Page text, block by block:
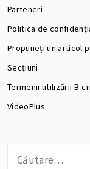
Parteneri
Politica de
Propuneți un articol
Secțiuni
Termenii utilizării B-
VideoPlus
după: